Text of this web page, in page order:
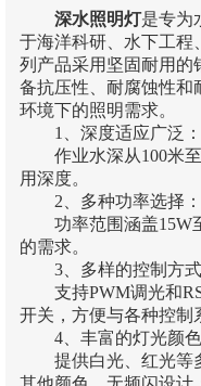
深水照明灯是专为
于海洋科研、水下工程
列产品采用坚固耐用的
备抗压性、耐腐蚀性和
环境下的照明需求。
1、深度适应广泛：
作业水深从100米至
用深度。
2、多种功率选择：
功率范围涵盖15W至
的需求。
3、多样的控制方式
支持PWM调光和
开关，方便与各种控制
4、丰富的灯光颜色
提供白光、红光等多